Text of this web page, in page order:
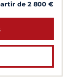
de 2 800 €